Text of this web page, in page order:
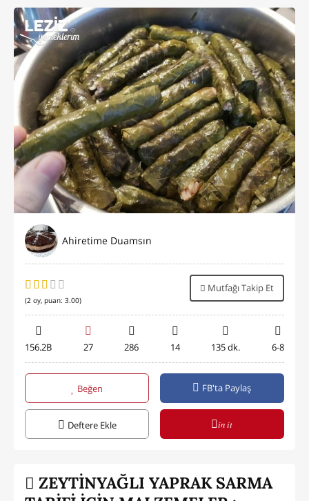
Ahiretime Duamsın
(2 oy, puan: 3.00)
Mutfağı Takip Et
156.2B 27 286 14 135 dk. 6-8
Beğen FB'ta Paylaş
Deftere Ekle in it
ZEYTİNYAĞLI YAPRAK SARMA